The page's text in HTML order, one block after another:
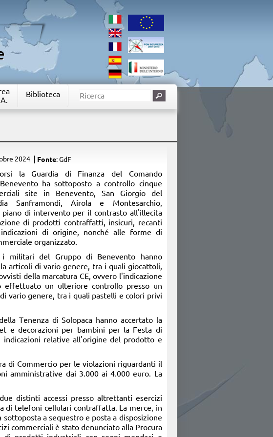
Biblioteca
2024 Fonte: GdF
la Guardia di Finanza del Comando
ha sottoposto a controllo cinque
site in Benevento, San Giorgio del
Sanframondi, Airola e Montesarchio,
piano di intervento per il contrasto all'illecita
di prodotti contraffatti, insicuri, recanti
di origine, nonché alle forme di
organizzato.
i militari del Gruppo di Benevento hanno
articoli di vario genere, tra i quali giocattoli,
della marcatura CE, ovvero l'indicazione
effettuato un ulteriore controllo presso un
vario genere, tra i quali pastelli e colori privi
Tenenza di Solopaca hanno accertato la
e decorazioni per bambini per la Festa di
indicazioni relative all'origine del prodotto e
di Commercio per le violazioni riguardanti il
amministrative dai 3.000 ai 4.000 euro. La
distinti accessi presso altrettanti esercizi
di telefoni cellulari contraffatta. La merce, in
a sequestro e posta a disposizione
commerciali è stato denunciato alla Procura